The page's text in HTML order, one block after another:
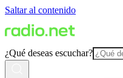
Saltar al contenido
¿Qué deseas escuchar?